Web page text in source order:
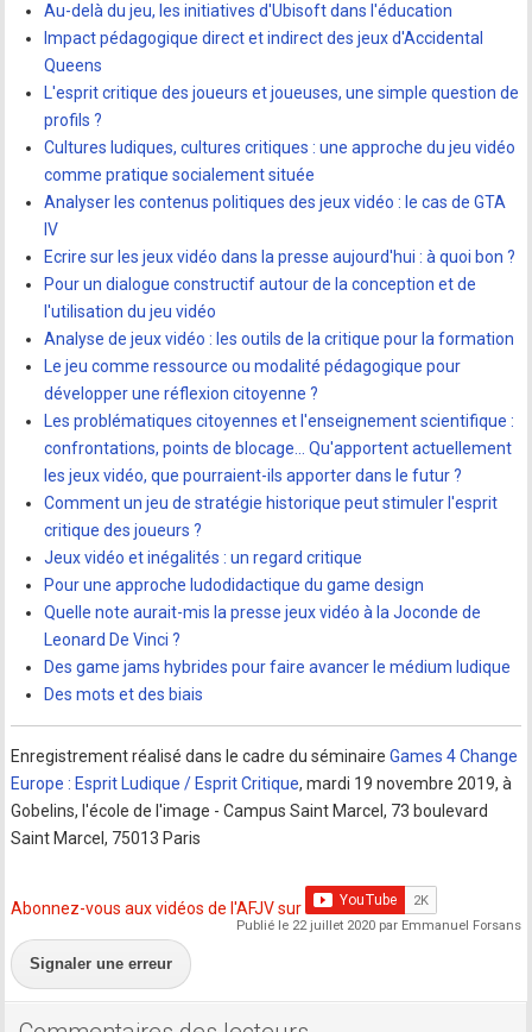
Au-delà du jeu, les initiatives d'Ubisoft dans l'éducation
Impact pédagogique direct et indirect des jeux d'Accidental
Queens
L'esprit critique des joueurs et joueuses, une simple question de
profils ?
Cultures ludiques, cultures critiques : une approche du jeu vidéo
comme pratique socialement située
Analyser les contenus politiques des jeux vidéo : le cas de GTA
IV
Ecrire sur les jeux vidéo dans la presse aujourd'hui : à quoi bon ?
Pour un dialogue constructif autour de la conception et de
l'utilisation du jeu vidéo
Analyse de jeux vidéo : les outils de la critique pour la formation
Le jeu comme ressource ou modalité pédagogique pour
développer une réflexion citoyenne ?
Les problématiques citoyennes et l'enseignement scientifique :
confrontations, points de blocage... Qu'apportent actuellement
les jeux vidéo, que pourraient-ils apporter dans le futur ?
Comment un jeu de stratégie historique peut stimuler l'esprit
critique des joueurs ?
Jeux vidéo et inégalités : un regard critique
Pour une approche ludodidactique du game design
Quelle note aurait-mis la presse jeux vidéo à la Joconde de
Leonard De Vinci ?
Des game jams hybrides pour faire avancer le médium ludique
Des mots et des biais
Enregistrement réalisé dans le cadre du séminaireGames 4 Change
Europe : Esprit Ludique / Esprit Critique, mardi 19 novembre 2019, à
Gobelins, l'école de l'image - Campus Saint Marcel, 73 boulevard
Saint Marcel, 75013 Paris
Abonnez-vous aux vidéos de l'AFJV sur
Publié le 22 juillet 2020 par Emmanuel Forsans
Signaler une erreur